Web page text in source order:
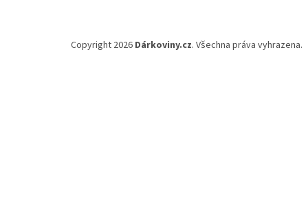
Copyright 2026 Dárkoviny.cz. Všechna práva vyhrazena.